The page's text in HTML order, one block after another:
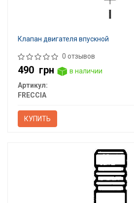
Клапан двигателя впускной
0 отзывов
490 грн
в наличии
Артикул:
FRECCIA
КУПИТЬ